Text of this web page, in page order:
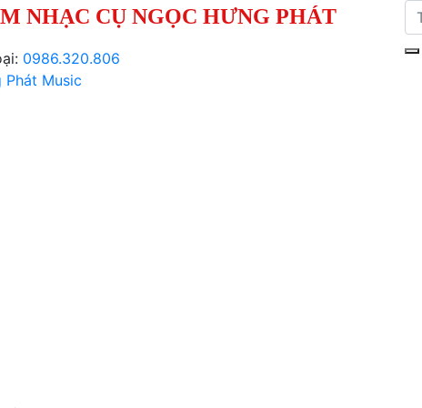
NHẠC CỤ NGỌC HƯNG PHÁT
0986.320.806
Phát Music